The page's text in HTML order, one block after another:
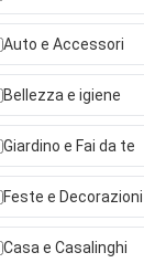
Auto e Accessori
Bellezza e igiene
Giardino e Fai da te
Feste e Decorazioni
Casa e Casalinghi